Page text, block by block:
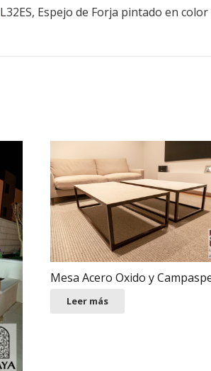
L32ES, Espejo de Forja pintado en
Mesa Acero Oxido y
Leer más